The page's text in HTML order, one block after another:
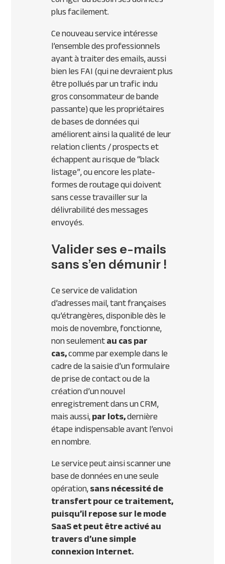
plus facilement.
Ce nouveau service intéresse
l’ensemble des professionnels
ayant à traiter des emails, aussi
bien lesFAI(qui ne devraient plus
être pollués par un trafic indu
gros consommateur de bande
passante) que les propriétaires
de bases de données qui
améliorent ainsi la qualité de leur
relation clients / prospects et
échappent au risque de“black
listage”,ou encore les plate-
formes de routage qui doivent
sans cesse travailler sur la
délivrabilité des messages
envoyés.
Valider ses e-mails
sans s’en démunir !
Ce service de validation
d’adresses mail, tant françaises
qu’étrangères, disponible dès le
mois de novembre, fonctionne,
non seulementau cas par
cas,comme par exemple dans le
cadre de la saisie d’un formulaire
de prise de contact ou de la
création d’un nouvel
enregistrement dans unCRM,
mais aussi,par lots,dernière
étape indispensable avant l’envoi
en nombre.
Le service peut ainsi scanner une
base de données en une seule
opération,sans nécessité de
transfert pour ce traitement,
puisqu’il repose sur le mode
SaaS et peut être activé au
travers d’une simple
connexion Internet.